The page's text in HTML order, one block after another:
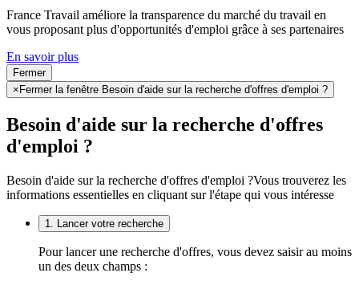
France Travail améliore la transparence du marché du travail en
vous proposant plus d'opportunités d'emploi grâce à ses partenaires
En savoir plus
Fermer
× Fermer la fenêtre Besoin d'aide sur la recherche d'offres d'emploi ?
Besoin d'aide sur la recherche d'offres
d'emploi ?
Besoin d'aide sur la recherche d'offres d'emploi ?Vous trouverez les
informations essentielles en cliquant sur l'étape qui vous intéresse
1. Lancer votre recherche
Pour lancer une recherche d'offres, vous devez saisir au moins
un des deux champs :